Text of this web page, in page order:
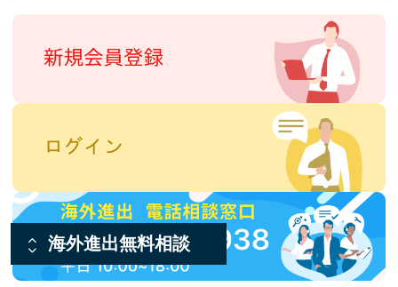
海外進出無料相談